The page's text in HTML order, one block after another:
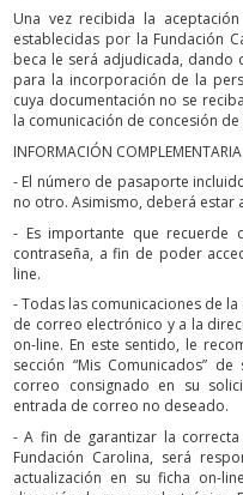
Una vez recibida la
establecidas por la Fundación
beca le será adjudicada, dando
para la incorporación de la
cuya documentación no se
la comunicación de concesión
INFORMACIÓN COMPLEMENTARIA
- El número de pasaporte
no otro. Asimismo, deberá
- Es importante que recuerde
contraseña, a fin de poder
line.
- Todas las comunicaciones de
de correo electrónico y a la
on-line. En este sentido, le
sección “Mis Comunicados”
correo consignado en su
entrada de correo no deseado.
- A fin de garantizar la
Fundación Carolina, será
actualización en su ficha on-